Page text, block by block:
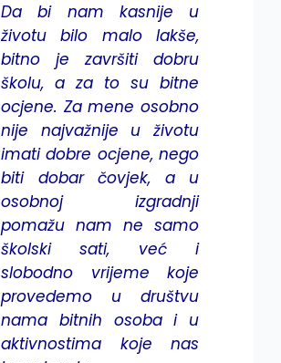
Da bi nam kasnije u
životu bilo malo lakše,
bitno je završiti dobru
školu, a za to su bitne
ocjene. Za mene osobno
nije najvažnije u životu
imati dobre ocjene, nego
biti dobar čovjek, a u
osobnoj izgradnji
pomažu nam ne samo
školski sati, već i
slobodno vrijeme koje
provedemo u društvu
nama bitnih osoba i u
aktivnostima koje nas